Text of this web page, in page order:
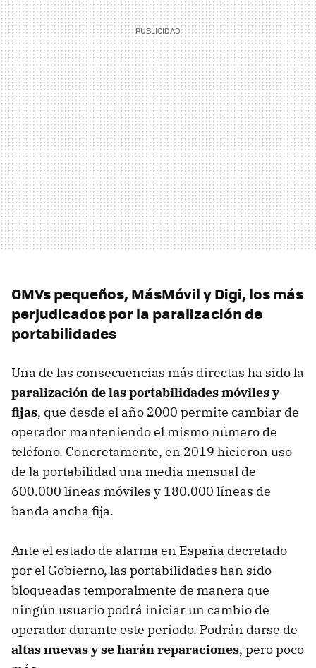
OMVs pequeños, MásMóvil y Digi, los más
perjudicados por la paralización de
portabilidades
Una de las consecuencias más directas ha sido la
paralización de las portabilidades móviles y
fijas, que desde el año 2000 permite cambiar de
operador manteniendo el mismo número de
teléfono. Concretamente, en 2019 hicieron uso
de la portabilidad una media mensual de
600.000 líneas móviles y 180.000 líneas de
banda ancha fija.
Ante el estado de alarma en España decretado
por el Gobierno, las portabilidades han sido
bloqueadas temporalmente de manera que
ningún usuario podrá iniciar un cambio de
operador durante este periodo. Podrán darse de
altas nuevas y se harán reparaciones, pero poco